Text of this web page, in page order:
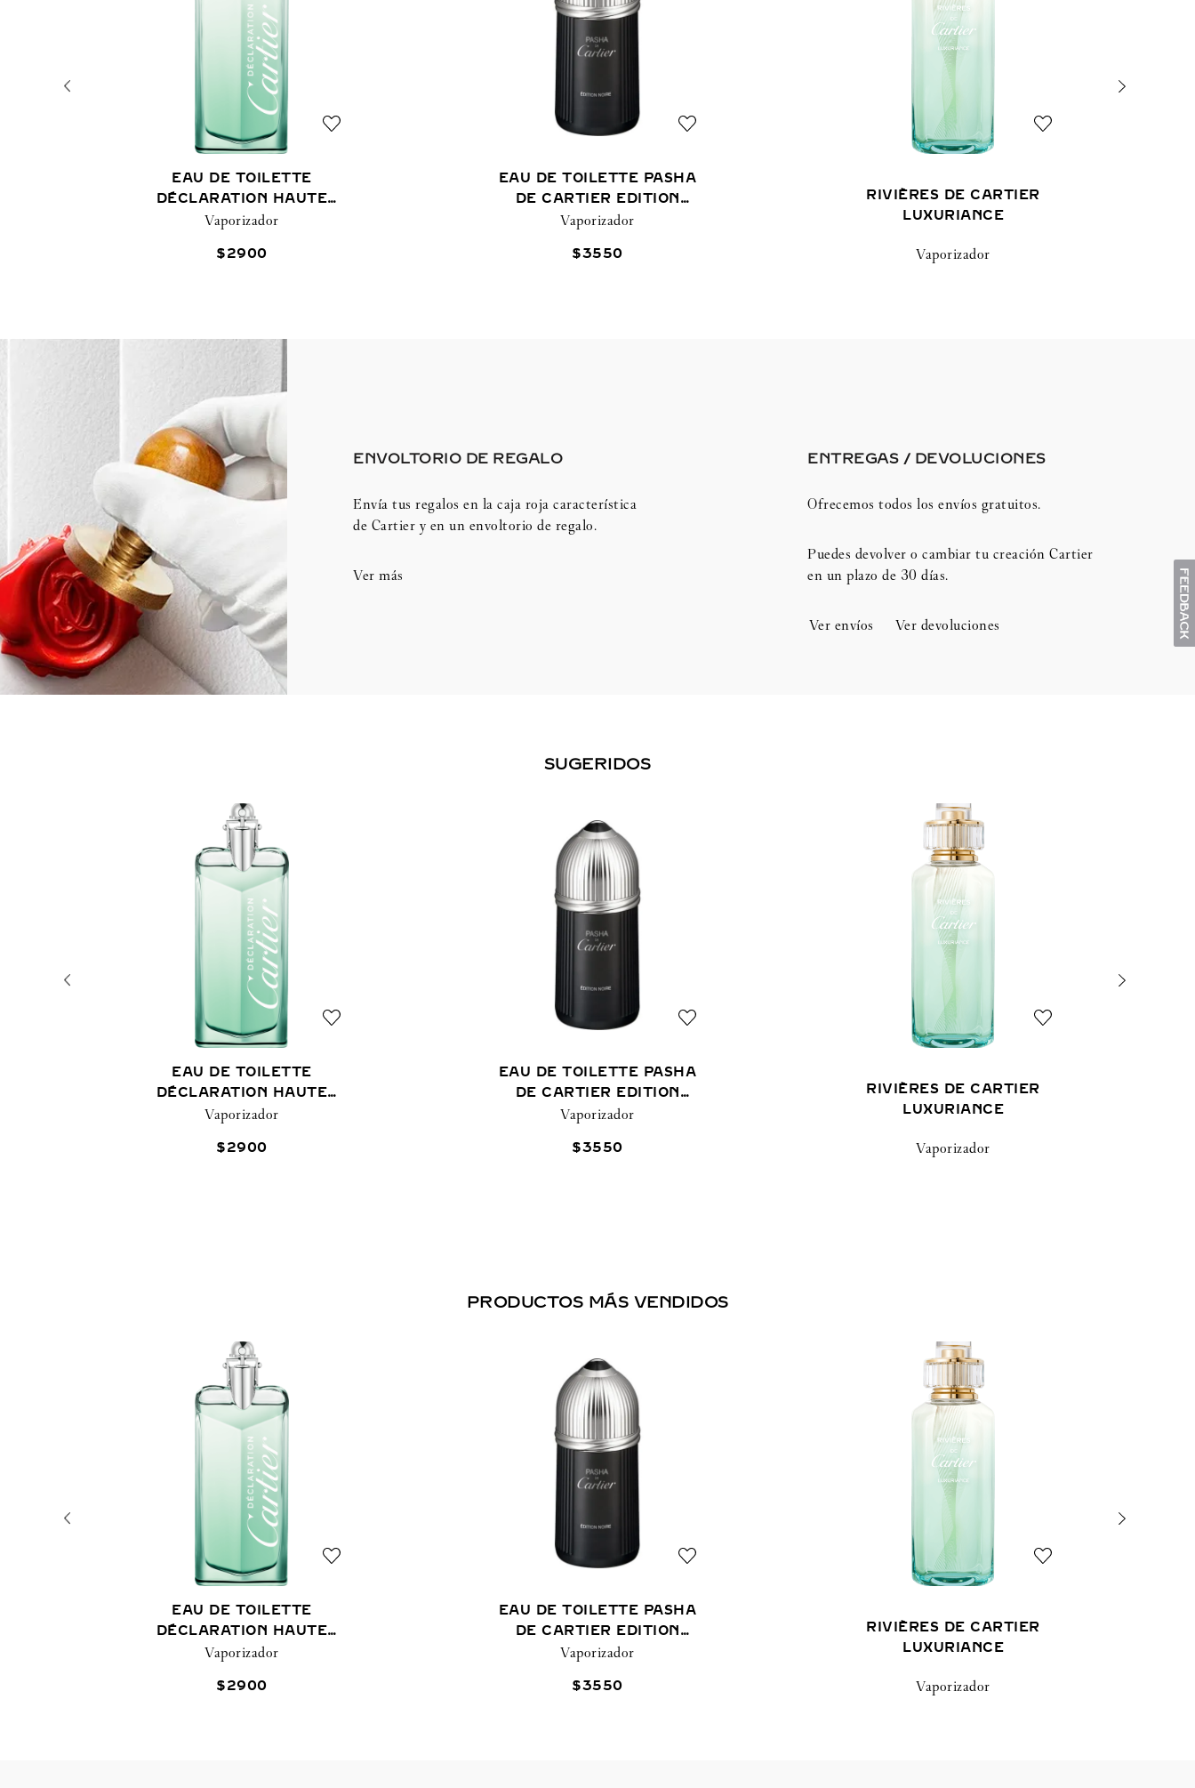
EAU DE TOILETTE
DÉCLARATION HAUTE
FRAÎCHEUR
Vaporizador
$2900
EAU DE TOILETTE PASHA
DE CARTIER EDITION
NOIRE
Vaporizador
$3550
RIVIÈRES DE CARTIER
LUXURIANCE
Vaporizador
ENVOLTORIO DE REGALO
Envía tus regalos en la caja roja característica
de Cartier y en un envoltorio de regalo.
Ver más
ENTREGAS / DEVOLUCIONES​
Ofrecemos todos los envíos gratuitos.
Puedes devolver o cambiar tu creación Cartier
en un plazo de 30 días.​
Ver envíos Ver devoluciones
SUGERIDOS
EAU DE TOILETTE
DÉCLARATION HAUTE
FRAÎCHEUR
Vaporizador
$2900
EAU DE TOILETTE PASHA
DE CARTIER EDITION
NOIRE
Vaporizador
$3550
RIVIÈRES DE CARTIER
LUXURIANCE
Vaporizador
PRODUCTOS MÁS VENDIDOS
EAU DE TOILETTE
DÉCLARATION HAUTE
FRAÎCHEUR
Vaporizador
$2900
EAU DE TOILETTE PASHA
DE CARTIER EDITION
NOIRE
Vaporizador
$3550
RIVIÈRES DE CARTIER
LUXURIANCE
Vaporizador